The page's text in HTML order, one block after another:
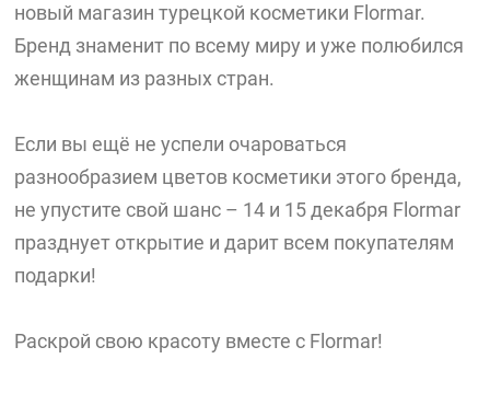
новый магазин турецкой косметики Flormar.
Бренд знаменит по всему миру и уже полюбился
женщинам из разных стран.
Если вы ещё не успели очароваться
разнообразием цветов косметики этого бренда,
не упустите свой шанс – 14 и 15 декабря Flormar
празднует открытие и дарит всем покупателям
подарки!
Раскрой свою красоту вместе с Flormar!